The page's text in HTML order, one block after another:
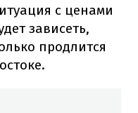
с ценами
зависеть,
продлится